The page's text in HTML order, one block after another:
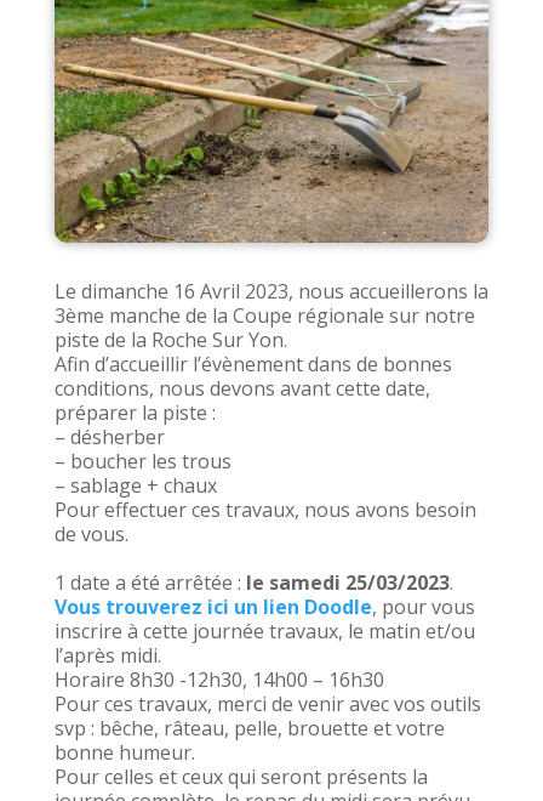
Le dimanche 16 Avril 2023, nous accueillerons la
3ème manche de la Coupe régionale sur notre
piste de la Roche Sur Yon.
Afin d’accueillir l’évènement dans de bonnes
conditions, nous devons avant cette date,
préparer la piste :
– désherber
– boucher les trous
– sablage + chaux
Pour effectuer ces travaux, nous avons besoin
de vous.
1 date a été arrêtée : le samedi 25/03/2023.
Vous trouverez ici un lien Doodle, pour vous
inscrire à cette journée travaux, le matin et/ou
l’après midi.
Horaire 8h30 -12h30, 14h00 – 16h30
Pour ces travaux, merci de venir avec vos outils
svp : bêche, râteau, pelle, brouette et votre
bonne humeur.
Pour celles et ceux qui seront présents la